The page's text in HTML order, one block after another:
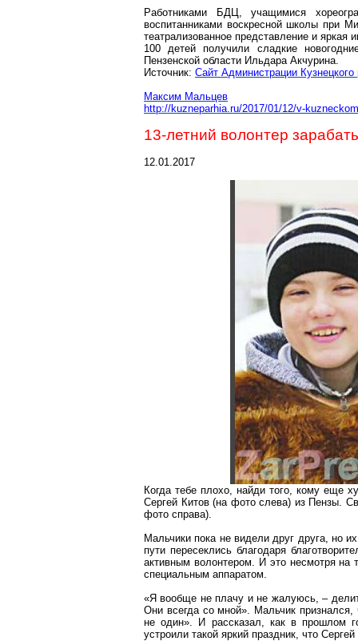
Работниками БДЦ, учащимися
воспитанниками воскресной школы при
театрализованное представление и яркая
100 детей получили сладкие
Пензенской области Ильдара Акчурина.
Источник: Сайт Администрации Кузнецкого
Максим Мальцев
http://kuzneparhia.ru/2017/01/12/v-
13-летний волонтер
12.01.2017
Когда тебе плохо, найди того, кому еще
Сергей Китов (на фото слева) из Пензы.
фото справа).
Мальчики пока не видели друг друга, но
пути пересеклись благодаря
активным волонтером. И это несмотря на
специальным аппаратом.
«Я вообще не плачу и не жалуюсь, –
Они всегда со мной». Мальчик
не один». И рассказал, как в прошлом
устроили такой яркий праздник, что